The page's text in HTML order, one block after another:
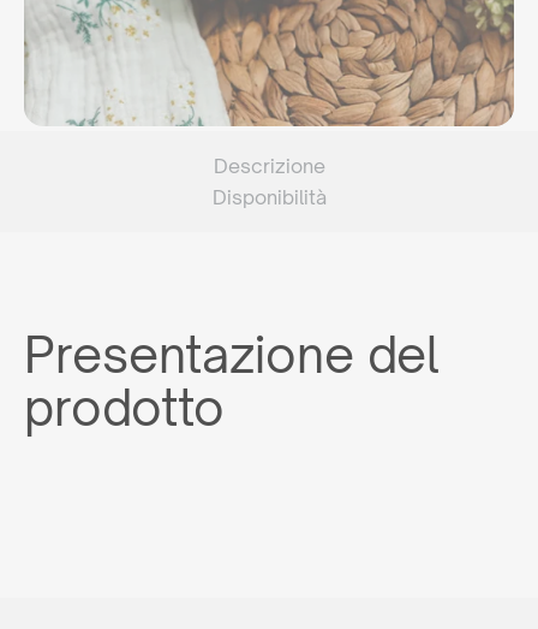
Descrizione
Disponibilità
Presentazione del
prodotto